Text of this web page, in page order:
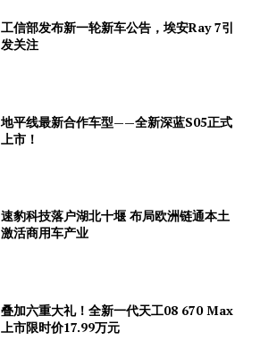
工信部发布新一轮新车公告，埃安Ray 7引
发关注
地平线最新合作车型——全新深蓝S05正式
上市！
速豹科技落户湖北十堰 布局欧洲链通本土
激活商用车产业
叠加六重大礼！全新一代天工08 670 Max
上市限时价17.99万元